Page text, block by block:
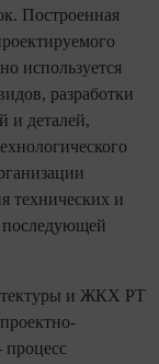
Построенная
используется
разработки
и деталей,
технических и
последующей
и ЖКХ РТ
процесс